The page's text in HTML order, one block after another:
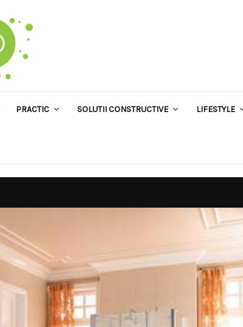
PRACTIC SOLUTII CONSTRUCTIVE LIFESTYLE